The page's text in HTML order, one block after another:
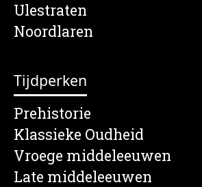
Ulestraten
Noordlaren
Tijdperken
Prehistorie
Klassieke Oudheid
Vroege middeleeuwen
Late middeleeuwen